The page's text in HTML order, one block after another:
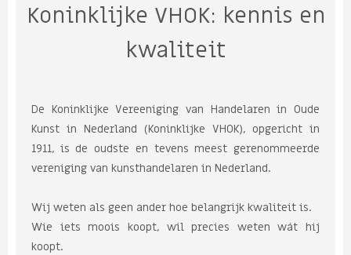
Koninklijke VHOK: kennis en
kwaliteit
De Koninklijke Vereeniging van Handelaren in Oude
Kunst in Nederland (Koninklijke VHOK), opgericht in
1911, is de oudste en tevens meest gerenommeerde
vereniging van kunsthandelaren in Nederland.
Wij weten als geen ander hoe belangrijk kwaliteit is.
Wie iets moois koopt, wil precies weten wát hij
koopt.